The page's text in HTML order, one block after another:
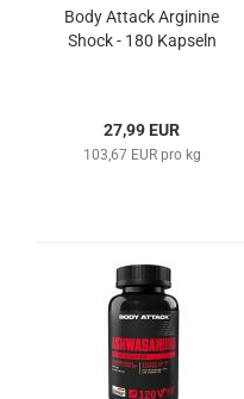
Body Attack Arginine
Shock - 180 Kapseln
27,99 EUR
103,67 EUR pro kg